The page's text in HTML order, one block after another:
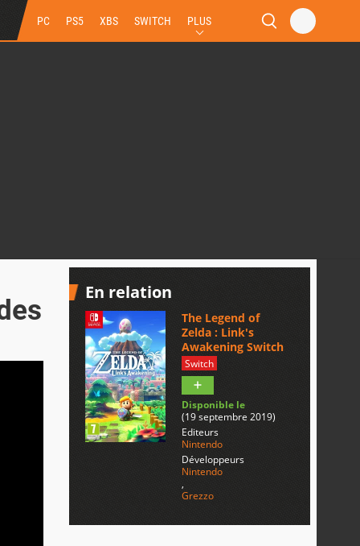
PC PS5 XBS SWITCH PLUS
En relation
The Legend of
Zelda : Link's
Awakening Switch
Switch
Disponible le
(19 septembre 2019)
Editeurs
Nintendo
Développeurs
Nintendo
,
Grezzo